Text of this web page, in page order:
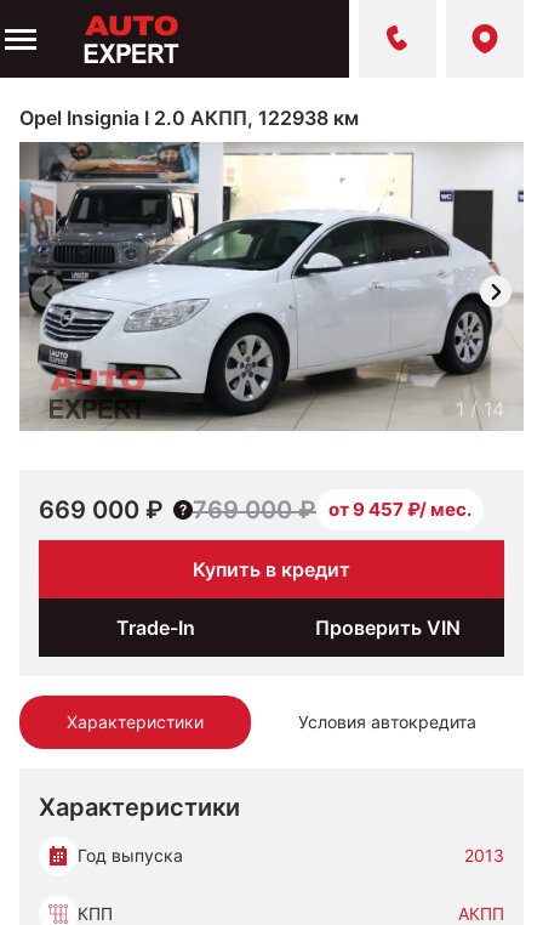
Opel Insignia I 2.0 АКПП, 122938 км
Характеристики Условия автокредита
Характеристики
Год выпуска 2013
КПП АКПП
1 / 14
669 000 ₽ 769 000 ₽ от 9 457 ₽/ мес.
Купить в кредит
Trade-In Проверить VIN